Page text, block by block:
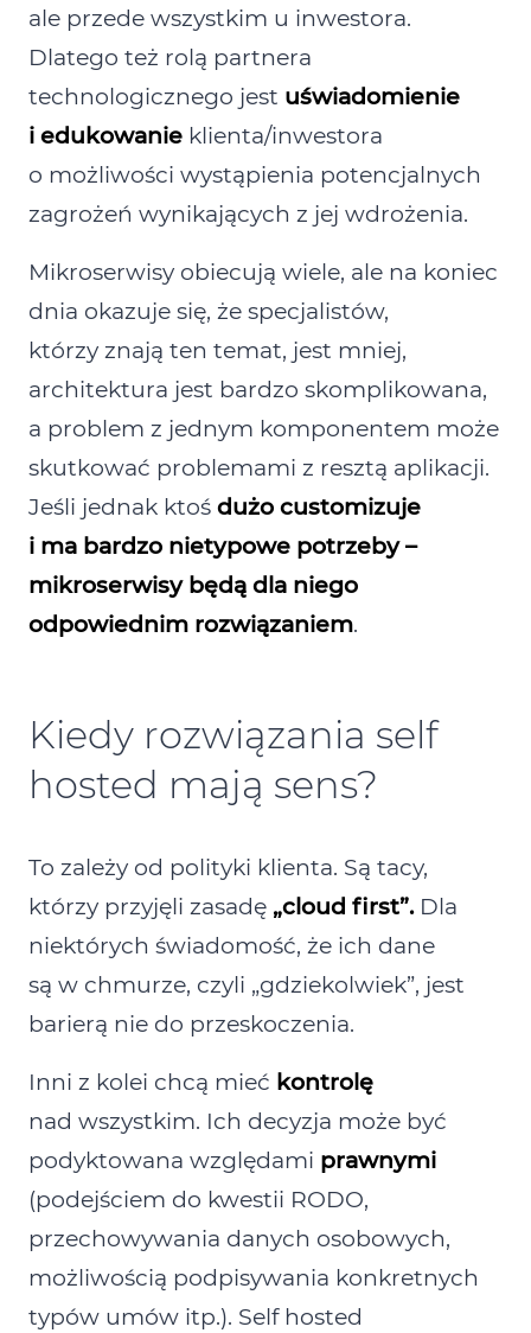
ale przede wszystkim u inwestora.
Dlatego też rolą partnera
technologicznego jest uświadomienie
i edukowanie klienta/inwestora
o możliwości wystąpienia potencjalnych
zagrożeń wynikających z jej wdrożenia.
Mikroserwisy obiecują wiele, ale na koniec
dnia okazuje się, że specjalistów,
którzy znają ten temat, jest mniej,
architektura jest bardzo skomplikowana,
a problem z jednym komponentem może
skutkować problemami z resztą aplikacji.
Jeśli jednak ktoś dużo customizuje
i ma bardzo nietypowe potrzeby –
mikroserwisy będą dla niego
odpowiednim rozwiązaniem.
Kiedy rozwiązania self
hosted mają sens?
To zależy od polityki klienta. Są tacy,
którzy przyjęli zasadę „cloud first”.Dla
niektórych świadomość, że ich dane
są w chmurze, czyli „gdziekolwiek”, jest
barierą nie do przeskoczenia.
Inni z kolei chcą mieć kontrolę
nad wszystkim. Ich decyzja może być
podyktowana względami prawnymi
(podejściem do kwestii RODO,
przechowywania danych osobowych,
możliwością podpisywania konkretnych
typów umów itp.). Self hosted